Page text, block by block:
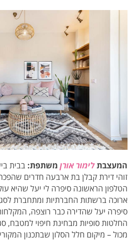
המעצבתלימור אורן משתפת: בבית
זוהי דירת קבלן בת ארבעה חדרים
הטלפון הראשונה סיפרה לי יעל שהיא
ארוכה ברשתות החברתיות ומתחברת
סיפרה יעל שהדירה כבר רוצפה,
החלטות סופיות מבחינת חיפוי למטבח,
מכול – מיקום חלל הסלון שבתכנון